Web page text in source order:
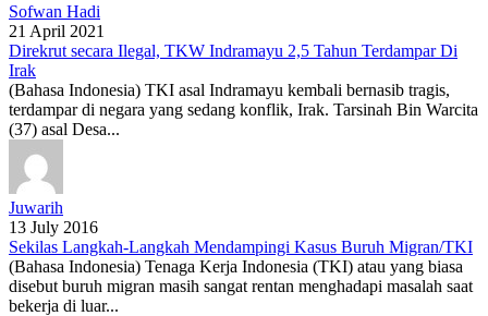
Sofwan Hadi
21 April 2021
Direkrut secara Ilegal, TKW Indramayu 2,5 Tahun Terdampar Di
Irak
(Bahasa Indonesia) TKI asal Indramayu kembali bernasib tragis,
terdampar di negara yang sedang konflik, Irak. Tarsinah Bin Warcita
(37) asal Desa...
Juwarih
13 July 2016
Sekilas Langkah-Langkah Mendampingi Kasus Buruh Migran/TKI
(Bahasa Indonesia) Tenaga Kerja Indonesia (TKI) atau yang biasa
disebut buruh migran masih sangat rentan menghadapi masalah saat
bekerja di luar...